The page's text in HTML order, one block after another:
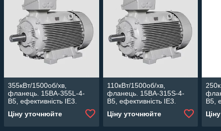
355кВт/1500об/хв,
фланець. 15BA-355L-4-
В5, ефективність IE3.
електродвигун Lammers.
Ціну уточнюйте
110кВт/1500об/хв,
фланець. 15BA-315S-4-
В5, ефективність IE3.
електродвигун Lammers.
Ціну уточнюйте
В5,